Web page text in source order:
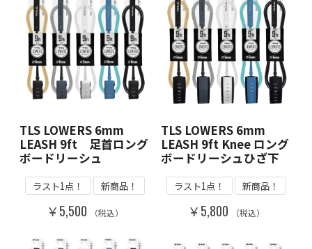
TLS LOWERS 6mm
LEASH 9ft 足首ロング
ボードリーシュ
ラスト1点！ 新商品！
￥5,500 （税込）
TLS LOWERS 6mm
LEASH 9ft Knee ロング
ボードリーシュひざ下
ラスト1点！ 新商品！
￥5,800 （税込）